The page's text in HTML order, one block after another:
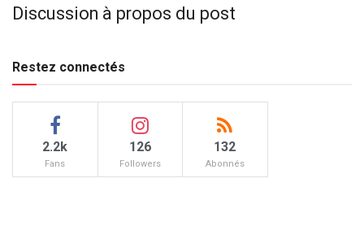
Discussion à propos du post
Restez connectés
2.2k
Fans
126
Followers
132
Abonnés